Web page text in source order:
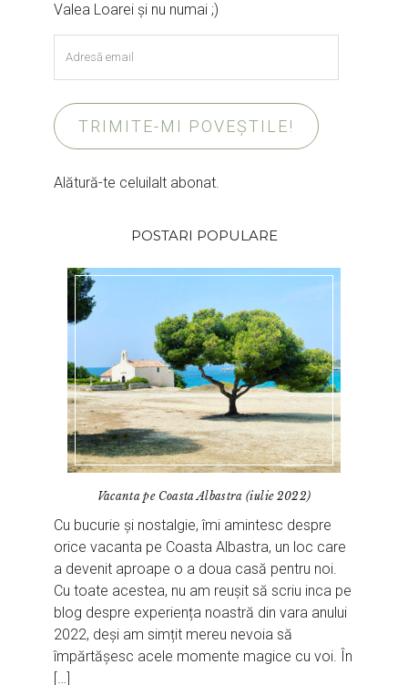
Valea Loarei și nu numai ;)
email
TRIMITE-MI POVEȘTILE!
Alătură-te celuilalt abonat.
POSTARI POPULARE
Vacanta pe Coasta Albastra (iulie 2022)
Cu bucurie și nostalgie, îmi amintesc despre
orice vacanta pe Coasta Albastra, un loc care
a devenit aproape o a doua casă pentru noi.
Cu toate acestea, nu am reușit să scriu inca pe
blog despre experiența noastră din vara anului
2022, deși am simțit mereu nevoia să
împărtășesc acele momente magice cu voi. În
[…]